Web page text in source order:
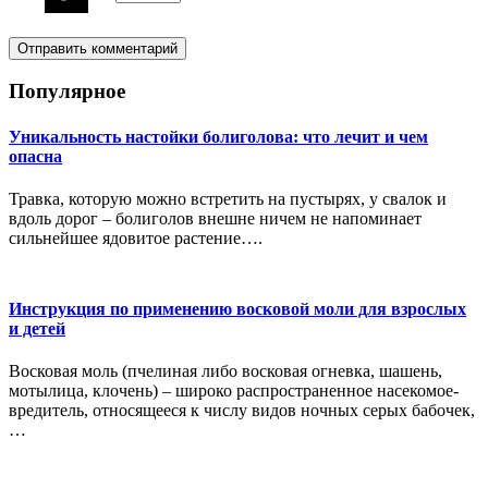
Популярное
Уникальность настойки болиголова: что лечит и чем
опасна
Травка, которую можно встретить на пустырях, у свалок и
вдоль дорог – болиголов внешне ничем не напоминает
сильнейшее ядовитое растение….
Инструкция по применению восковой моли для взрослых
и детей
Восковая моль (пчелиная либо восковая огневка, шашень,
мотылица, клочень) – широко распространенное насекомое-
вредитель, относящееся к числу видов ночных серых бабочек,
…